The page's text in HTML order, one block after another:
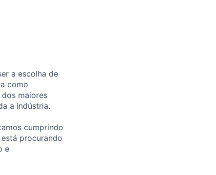
a escolha de
como
maiores
a indústria.
cumprindo
procurando
e